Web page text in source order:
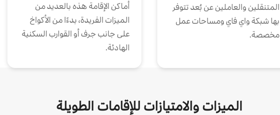
المتنقلين والعاملين عن بُعد تتوفر
بها شبكة واي فاي ومساحات عمل
مخصصة.
أماكن الإقامة هذه بالعديد من
الميزات الفريدة، بدءًا من الأكواخ
على جانب جرف أو القوارب السكنية
الهادئة.
الميزات والامتيازات للإقامات الطويلة